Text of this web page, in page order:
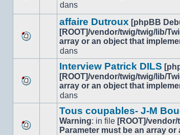
nouveau
message
ce
dans
nouveau
message
affaire Dutroux [phpBB
[ROOT]/vendor/twig/twig/lib/
array or an object that
dans
nouveau
message
Interview Patrick DILS
[ROOT]/vendor/twig/twig/lib/
array or an object that
dans
Tous coupables- J-M
Warning: in file [ROOT]/
Parameter must be an array